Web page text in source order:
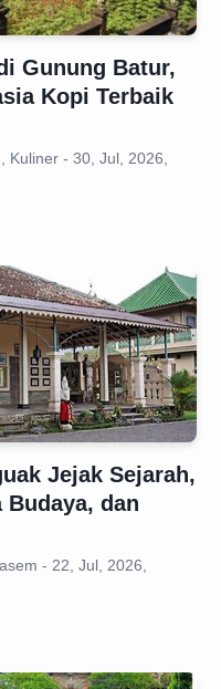
Gunung Batur,
Kopi Terbaik
Kuliner - 30, Jul, 2026,
Jejak Sejarah,
dan
- 22, Jul, 2026,